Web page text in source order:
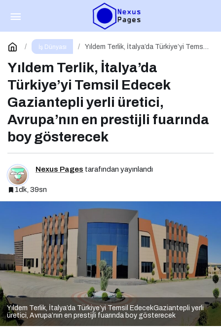
İş Dünyası
Yıldem Terlik, İtalya’da Türkiye’yi Temsil
Avrupa’nın en prestijli fuarında boy
gösterecek
Yıldem Terlik, İtalya’da
Türkiye’yi Temsil Edecek
Gaziantepli yerli üretici,
Avrupa’nın en prestijli fuarında
boy gösterecek
Nexus Pages tarafından yayınlandı
1dk, 39sn
Yıldem Terlik, İtalya’da Türkiye’yi Temsil EdecekGaziantepli yerli
üretici, Avrupa’nın en prestijli fuarında boy gösterecek
Bitcoin, İzolasyonist Politikaların Kazananı
Olabilir
Yorum Yap